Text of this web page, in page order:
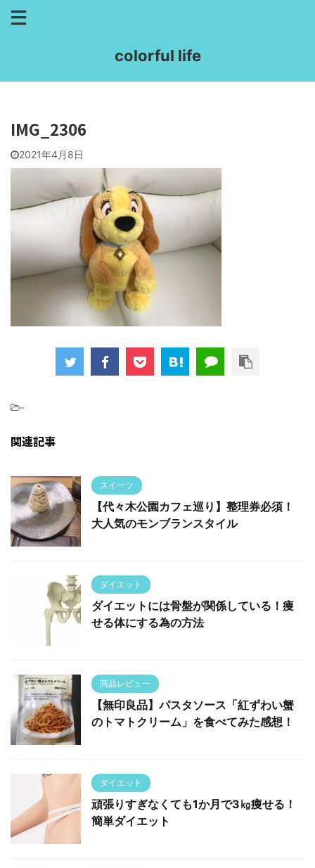
colorful life
IMG_2306
2021年4月8日
-
関連記事
スイーツ
【代々木公園カフェ巡り】整理券必須！
大人気のモンブランスタイル
ダイエット
ダイエットには骨盤が関係している！痩
せる体にする為の方法
商品レビュー
【無印良品】パスタソース「紅ずわい蟹
のトマトクリーム」を食べてみた感想！
ダイエット
頑張りすぎなくても1か月で3㎏痩せる！
簡単ダイエット